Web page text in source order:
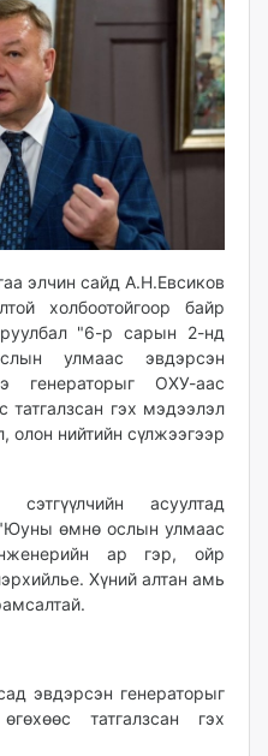
элчин сайд А.Н.Евсиков
холбоотойгоор байр
"6-р сарын 2-нд
улмаас эвдэрсэн
генераторыг ОХУ-аас
татгалзсан гэх мэдээлэл
олон нийтийн сүлжээгээр
асуултад
өмнө ослын улмаас
ар гэр, ойр
Хүний алтан амь
эвдэрсэн генераторыг
татгалзсан гэх